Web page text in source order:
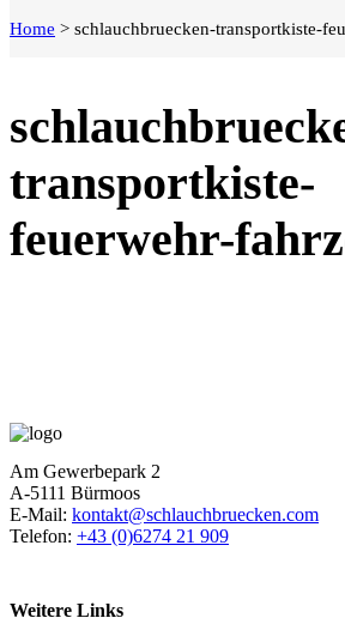
Home > schlauchbruecken-transportkiste-
transportkiste-
feuerwehr-
Am Gewerbepark 2
A-5111 Bürmoos
E-Mail: kontakt@schlauchbruecken.com
Telefon: +43 (0)6274 21 909
Weitere Links